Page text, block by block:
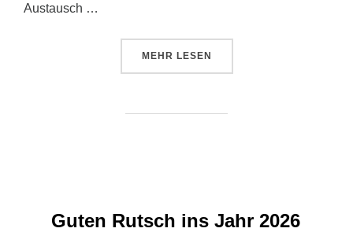
Austausch …
MEHR ÜBER „EISRETTUNGSÜBUNG“
LESEN
Guten Rutsch ins Jahr 2026